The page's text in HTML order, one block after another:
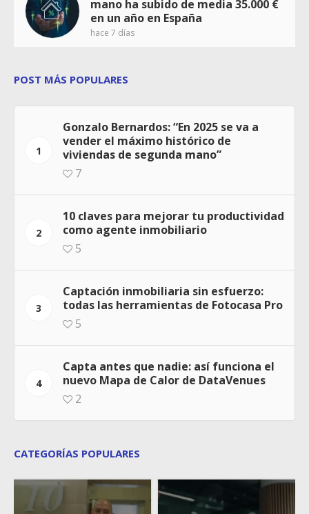
mano ha subido de media 35.000 €
en un año en España
hace 7 días
POST MÁS POPULARES
1
Gonzalo Bernardos: “En 2025 se va a
vender el máximo histórico de
viviendas de segunda mano”
7
2
10 claves para mejorar tu productividad
como agente inmobiliario
5
3
Captación inmobiliaria sin esfuerzo:
todas las herramientas de Fotocasa Pro
5
4
Capta antes que nadie: así funciona el
nuevo Mapa de Calor de DataVenues
2
CATEGORÍAS POPULARES